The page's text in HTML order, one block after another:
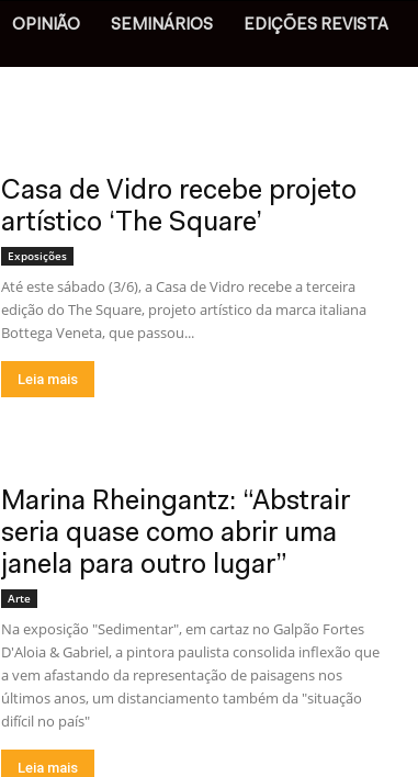
OPINIÃO SEMINÁRIOS EDIÇÕES REVISTA
Casa de Vidro recebe projeto
artístico ‘The Square’
Exposições
Até este sábado (3/6), a Casa de Vidro recebe a terceira
edição do The Square, projeto artístico da marca italiana
Bottega Veneta, que passou...
Leia mais
Marina Rheingantz: “Abstrair
seria quase como abrir uma
janela para outro lugar”
Arte
Na exposição "Sedimentar", em cartaz no Galpão Fortes
D'Aloia & Gabriel, a pintora paulista consolida inflexão que
a vem afastando da representação de paisagens nos
últimos anos, um distanciamento também da "situação
difícil no país"
Leia mais